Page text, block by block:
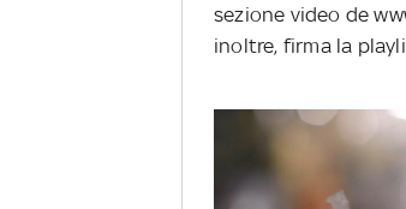
sezione video de
inoltre, firma la